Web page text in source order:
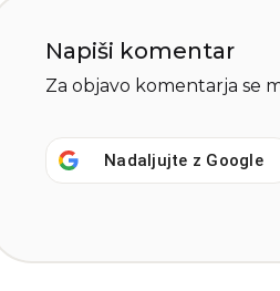
Napiši komentar
Za objavo komentarja se
Nadaljujte z Google